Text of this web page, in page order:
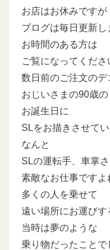
お店はお休みですが
ブログは毎日更新し
お時間のある方は
ご覧になってくださ
数日前のご注文のデ
おじいさまの90歳の
お誕生日に
SLをお描きさせて
なんと
SLの運転手、車掌
素敵なお仕事ですよ
多くの人を乗せて
遠い場所にお運びす
当時は夢のような
乗り物だったことで